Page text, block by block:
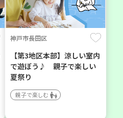
神戸市長田区
【第3地区本部】涼しい室内
で遊ぼう♪ 親子で楽しい
夏祭り
親子で楽しむ